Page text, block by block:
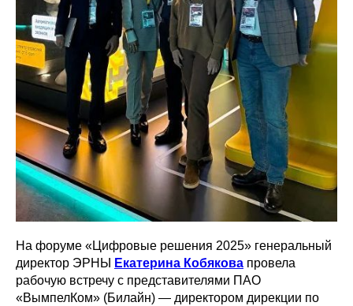
На форуме «Цифровые решения 2025» генеральный
директор ЭРНЫ
Екатерина Кобякова провела
рабочую встречу с представителями ПАО
«ВымпелКом» (Билайн) — директором дирекции по